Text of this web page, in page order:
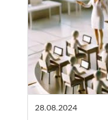
28.08.2024